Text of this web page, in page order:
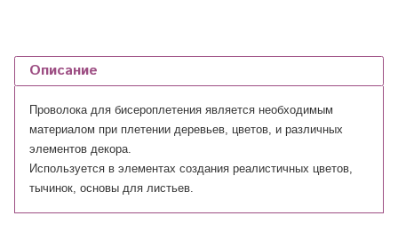
Описание
Проволока для бисероплетения является необходимым
материалом при плетении деревьев, цветов, и различных
элементов декора.
Используется в элементах создания реалистичных цветов,
тычинок, основы для листьев.